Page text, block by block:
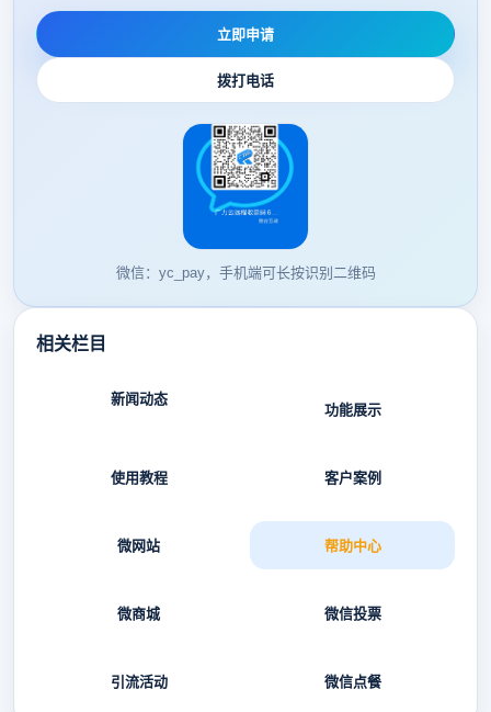
立即申请
拨打电话
微信：yc_pay，手机端可长按识别二维码
相关栏目
新闻动态
功能展示
使用教程 客户案例
微网站 帮助中心
微商城 微信投票
引流活动 微信点餐